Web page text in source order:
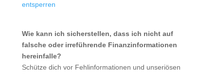
entsperren
Wie kann ich sicherstellen, dass ich nicht auf
falsche oder irreführende Finanzinformationen
hereinfalle?
Schütze dich vor Fehlinformationen und unseriösen